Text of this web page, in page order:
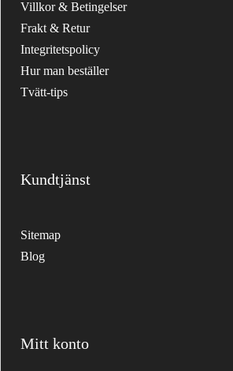
Villkor & Betingelser
Frakt & Retur
Integritetspolicy
Hur man beställer
Tvätt-tips
Kundtjänst
Sitemap
Blog
Mitt konto